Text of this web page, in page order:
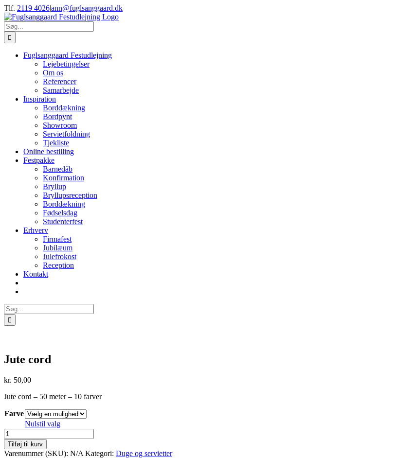
Skip
to
content
Tlf. 2119 4026|ann@fuglsanggaard.dk
Søg
efter:
Fuglsanggaard Festudlejning
Lejebetingelser
Om os
Referencer
Samarbejde
Inspiration
Borddækning
Bordpynt
Showroom
Servietfoldning
Tjekliste
Online bestilling
Festpakke
Barnedåb
Konfirmation
Bryllup
Bryllupsreception
Borddækning
Fødselsdag
Studenterfest
Erhverv
Firmafest
Jubilæum
Julefrokost
Reception
Kontakt
Søg
efter:
Jute cord
kr. 50,00
Jute cord – 50 meter – 10 farver
Farve
Nulstil valg
Jute
cord
antal
Tilføj til kurv
Varenummer (SKU): N/A Kategori: Duge og servietter